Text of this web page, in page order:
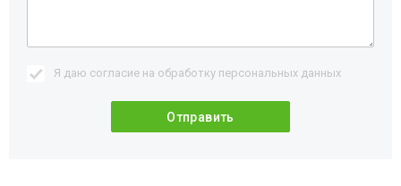
Я даю согласие на обработку персональных данных